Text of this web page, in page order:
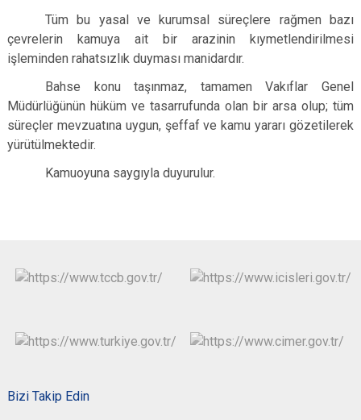
Tüm bu yasal ve kurumsal süreçlere rağmen bazı
çevrelerin kamuya ait bir arazinin kıymetlendirilmesi
işleminden rahatsızlık duyması manidardır.
Bahse konu taşınmaz, tamamen Vakıflar Genel
Müdürlüğünün hüküm ve tasarrufunda olan bir arsa olup; tüm
süreçler mevzuatına uygun, şeffaf ve kamu yararı gözetilerek
yürütülmektedir.
Kamuoyuna saygıyla duyurulur.
Bizi Takip Edin